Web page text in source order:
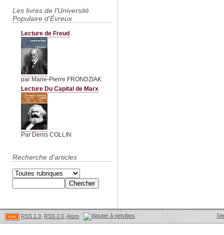
Les livres de l'Université
Populaire d'Évreux
Lecture de Freud
par Marie-Pierre FRONDZIAK
Lecture Du Capital de Marx
Par Denis COLLIN
Recherche d'articles
RSS 1.0 RSS 2.0 Atom